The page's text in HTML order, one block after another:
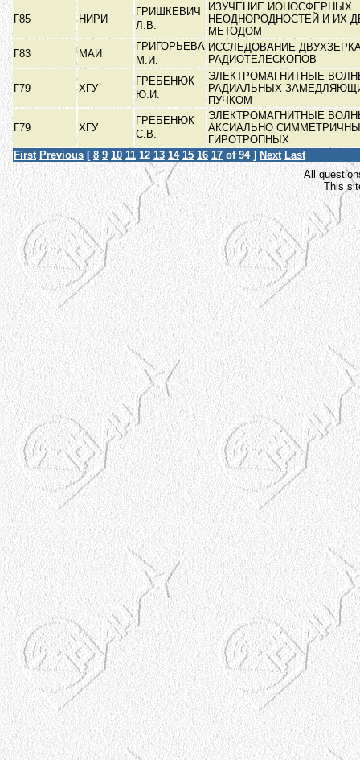
Г85 НИРИ
ГРИШКЕВИЧ
Л.В.
ИЗУЧЕНИЕ ИОНОСФЕРНЫХ
НЕОДНОРОДНОСТЕЙ И ИХ
МЕТОДОМ
Г83
МАИ
ГРИГОРЬЕВА
М.И.
ИССЛЕДОВАНИЕ
РАДИОТЕЛЕСКОПОВ
Г79 ХГУ
ГРЕБЕНЮК
Ю.И.
ЭЛЕКТРОМАГНИТНЫЕ
РАДИАЛЬНЫХ
ПУЧКОМ
Г79 ХГУ
ГРЕБЕНЮК
С.В.
ЭЛЕКТРОМАГНИТНЫЕ
АКСИАЛЬНО
ГИРОТРОПНЫХ
First Previous [ 8 9 10 11 12 13 14 15 16 17 of 94 ] Next Last
All
This